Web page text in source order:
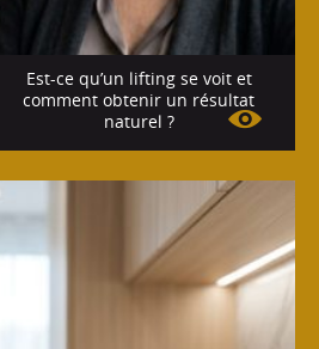
Est-ce qu’un lifting se voit et
comment obtenir un résultat
naturel ?
Voir l'article